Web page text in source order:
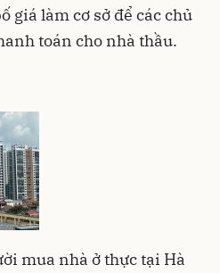
giá làm cơ sở để các chủ
toán cho nhà thầu.
mua nhà ở thực tại Hà